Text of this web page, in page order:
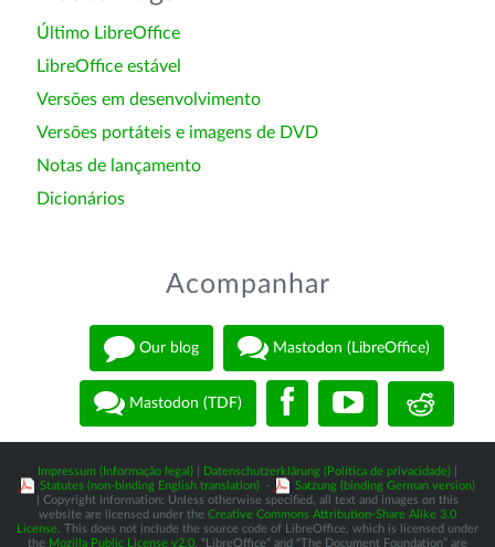
Último LibreOffice
LibreOffice estável
Versões em desenvolvimento
Versões portáteis e imagens de DVD
Notas de lançamento
Dicionários
Acompanhar
Our blog Mastodon (LibreOffice)
Mastodon (TDF)
Impressum (Informação legal) Datenschutzerklärung (Política de privacidade)
Statutes (non-binding English translation) -
Satzung (binding German version)
| Copyright information: Unless otherwise specified, all text and images on this
website are licensed under the Creative Commons Attribution-Share Alike 3.0
License . This does not include the source code of LibreOffice, which is licensed under
the Mozilla Public License v2.0 . “LibreOffice” and “The Document Foundation” are